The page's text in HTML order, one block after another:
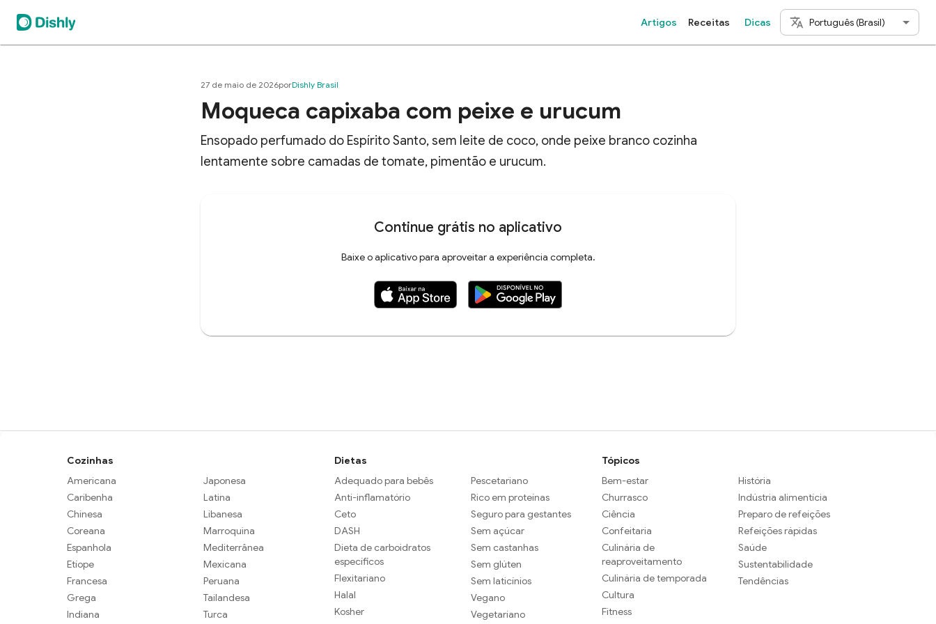
Artigos Receitas Dicas Português (Brasil)
27 de maio de 2026porDishly Brasil
Moqueca capixaba com peixe e urucum
Ensopado perfumado do Espírito Santo, sem leite de coco, onde peixe branco cozinha
lentamente sobre camadas de tomate, pimentão e urucum.
Continue grátis no aplicativo
Baixe o aplicativo para aproveitar a experiência completa.
Cozinhas
Americana
Caribenha
Chinesa
Coreana
Espanhola
Etíope
Francesa
Grega
Indiana
Japonesa
Latina
Libanesa
Marroquina
Mediterrânea
Mexicana
Peruana
Tailandesa
Turca
Dietas
Adequado para bebês
Anti-inflamatório
Ceto
DASH
Dieta de carboidratos
específicos
Flexitariano
Halal
Kosher
Pescetariano
Rico em proteínas
Seguro para gestantes
Sem açúcar
Sem castanhas
Sem glúten
Sem laticínios
Vegano
Vegetariano
Tópicos
Bem-estar
Churrasco
Ciência
Confeitaria
Culinária de
reaproveitamento
Culinária de temporada
Cultura
Fitness
História
Indústria alimentícia
Preparo de refeições
Refeições rápidas
Saúde
Sustentabilidade
Tendências